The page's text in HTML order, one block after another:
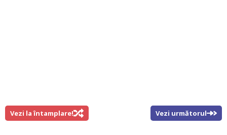
Vezi la întamplare! Vezi următorul